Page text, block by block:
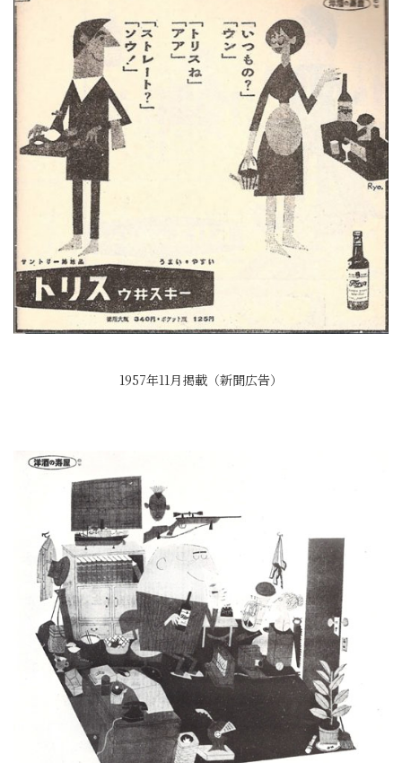
1957年11月掲載（新聞広告）